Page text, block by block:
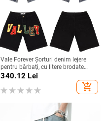
Vale Forever Șorturi denim lejere
pentru bărbați, cu litere brodate
colorate – stil american, croială
340.12 Lei
add_shopping_cart